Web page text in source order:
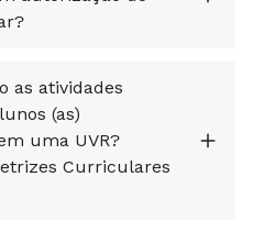
as atividades
(as)
uma UVR?
Curriculares